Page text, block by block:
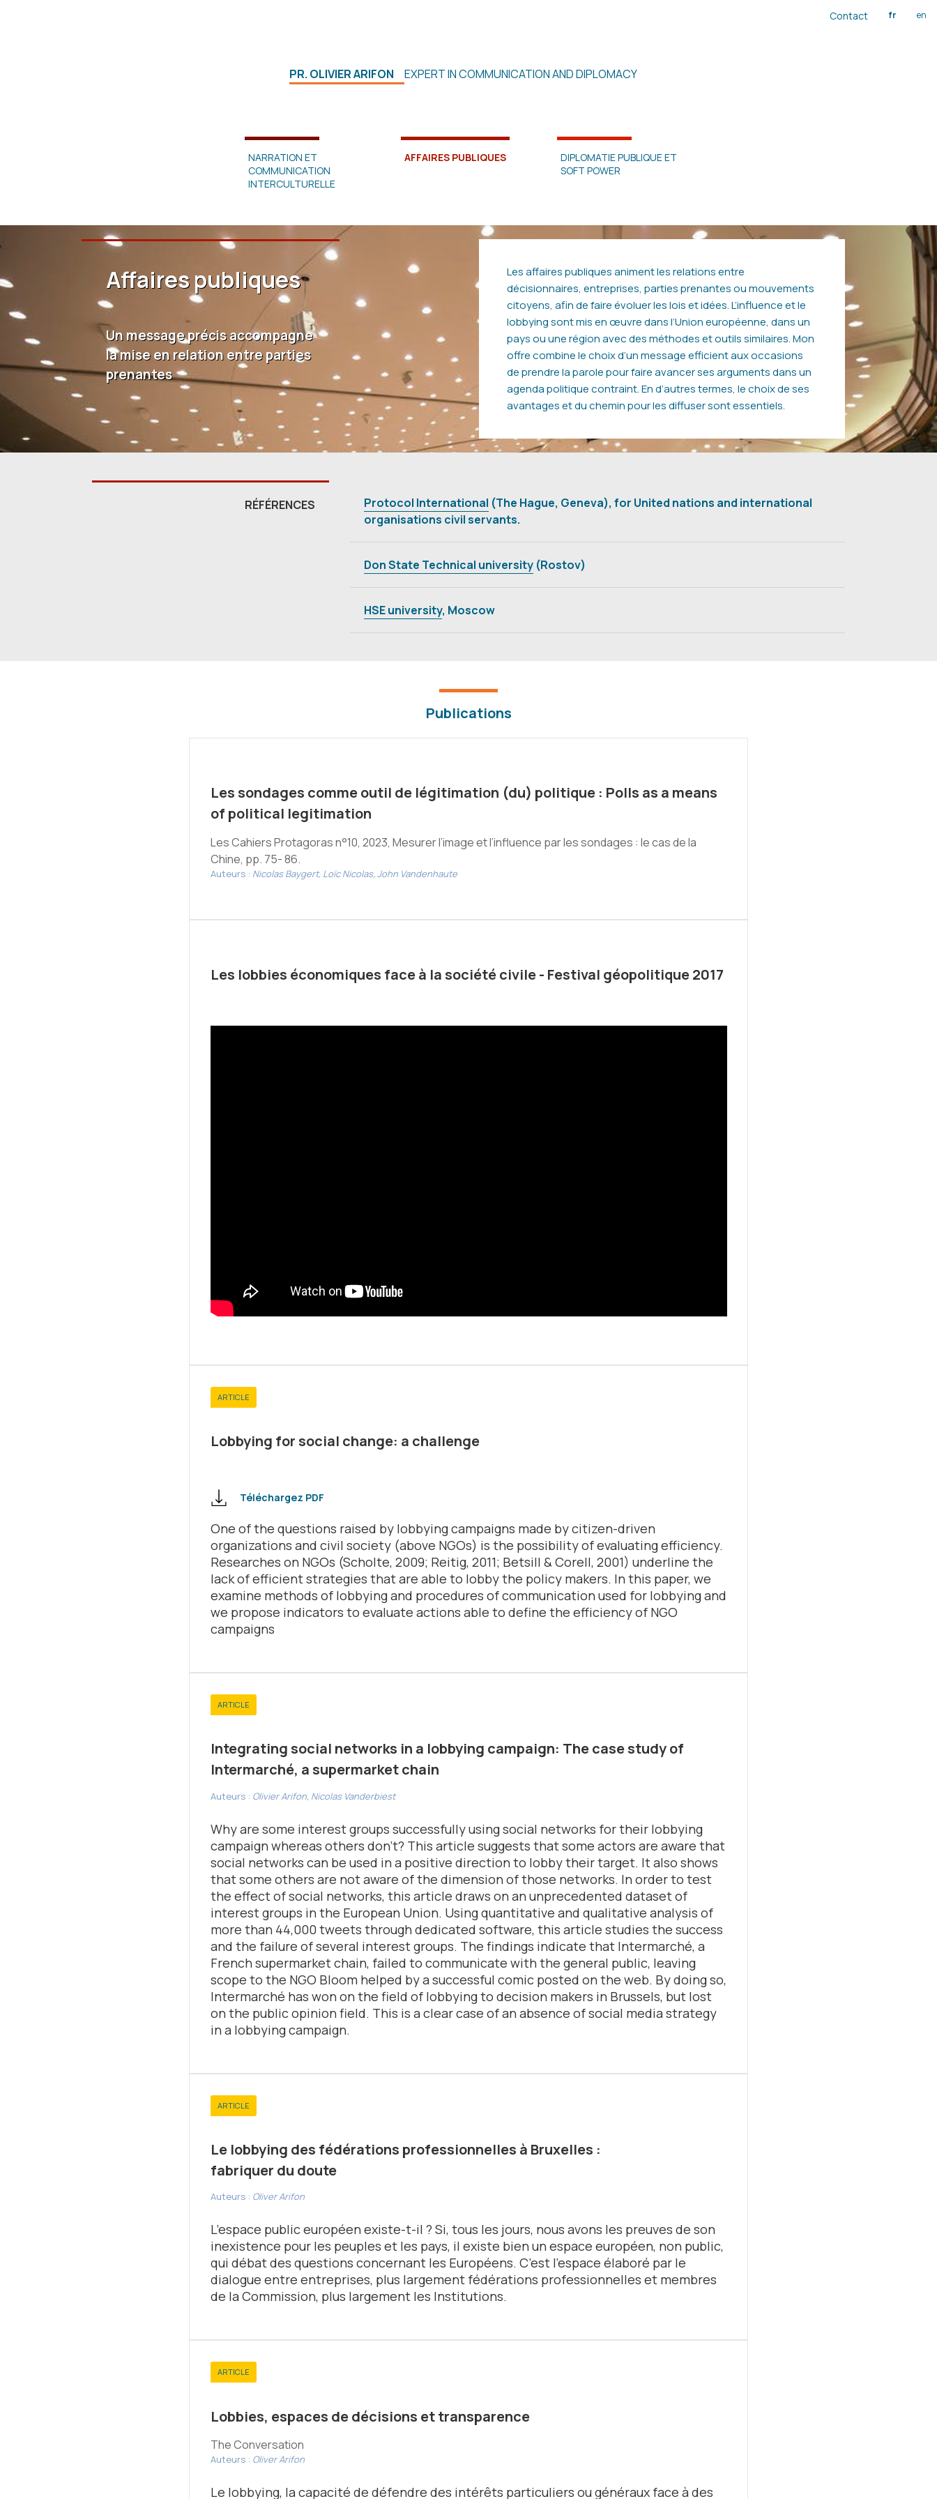
Contact fr en
PR. OLIVIER ARIFON EXPERT IN COMMUNICATION AND DIPLOMACY
NARRATION ET
COMMUNICATION
INTERCULTURELLE
AFFAIRES PUBLIQUES
DIPLOMATIE PUBLIQUE ET
SOFT POWER
Affaires publiques
Un message précis accompagne
la mise en relation entre parties
prenantes
Les affaires publiques animent les relations entre
décisionnaires, entreprises, parties prenantes ou mouvements
citoyens, afin de faire évoluer les lois et idées. L’influence et le
lobbying sont mis en œuvre dans l’Union européenne, dans un
pays ou une région avec des méthodes et outils similaires. Mon
offre combine le choix d’un message efficient aux occasions
de prendre la parole pour faire avancer ses arguments dans un
agenda politique contraint. En d’autres termes, le choix de ses
avantages et du chemin pour les diffuser sont essentiels.
RÉFÉRENCES Protocol International (The Hague, Geneva), for United nations and international
organisations civil servants.
Don State Technical university (Rostov)
HSE university, Moscow
Publications
Les sondages comme outil de légitimation (du) politique : Polls as a means
of political legitimation
Les Cahiers Protagoras n°10, 2023, Mesurer l’image et l’influence par les sondages : le cas de la
Chine, pp. 75- 86.
Auteurs : Nicolas Baygert, Loïc Nicolas, John Vandenhaute
Les lobbies économiques face à la société civile - Festival géopolitique 2017
ARTICLE
Lobbying for social change: a challenge
Téléchargez PDF
One of the questions raised by lobbying campaigns made by citizen-driven
organizations and civil society (above NGOs) is the possibility of evaluating efficiency.
Researches on NGOs (Scholte, 2009; Reitig, 2011; Betsill & Corell, 2001) underline the
lack of efficient strategies that are able to lobby the policy makers. In this paper, we
examine methods of lobbying and procedures of communication used for lobbying and
we propose indicators to evaluate actions able to define the efficiency of NGO
campaigns
ARTICLE
Integrating social networks in a lobbying campaign: The case study of
Intermarché, a supermarket chain
Auteurs : Olivier Arifon, Nicolas Vanderbiest
Why are some interest groups successfully using social networks for their lobbying
campaign whereas others don’t? This article suggests that some actors are aware that
social networks can be used in a positive direction to lobby their target. It also shows
that some others are not aware of the dimension of those networks. In order to test
the effect of social networks, this article draws on an unprecedented dataset of
interest groups in the European Union. Using quantitative and qualitative analysis of
more than 44,000 tweets through dedicated software, this article studies the success
and the failure of several interest groups. The findings indicate that Intermarché, a
French supermarket chain, failed to communicate with the general public, leaving
scope to the NGO Bloom helped by a successful comic posted on the web. By doing so,
Intermarché has won on the field of lobbying to decision makers in Brussels, but lost
on the public opinion field. This is a clear case of an absence of social media strategy
in a lobbying campaign.
ARTICLE
Le lobbying des fédérations professionnelles à Bruxelles :
fabriquer du doute
Auteurs : Oliver Arifon
L’espace public européen existe-t-il ? Si, tous les jours, nous avons les preuves de son
inexistence pour les peuples et les pays, il existe bien un espace européen, non public,
qui débat des questions concernant les Européens. C’est l’espace élaboré par le
dialogue entre entreprises, plus largement fédérations professionnelles et membres
de la Commission, plus largement les Institutions.
ARTICLE
Lobbies, espaces de décisions et transparence
The Conversation
Auteurs : Oliver Arifon
Le lobbying, la capacité de défendre des intérêts particuliers ou généraux face à des